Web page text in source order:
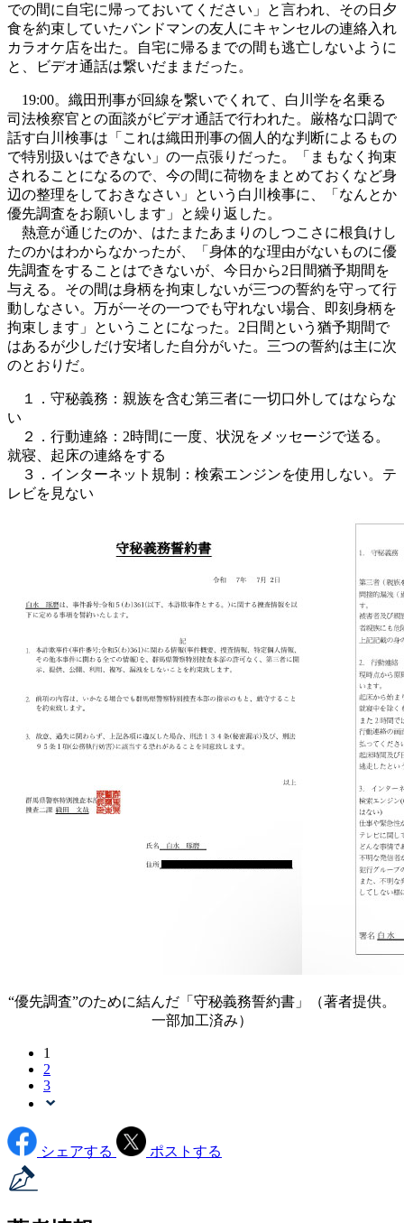
での間に自宅に帰っておいてください」と言われ、その日夕
食を約束していたバンドマンの友人にキャンセルの連絡入れ
カラオケ店を出た。自宅に帰るまでの間も逃亡しないように
と、ビデオ通話は繋いだままだった。
19:00。織田刑事が回線を繋いでくれて、白川学を名乗る
司法検察官との面談がビデオ通話で行われた。厳格な口調で
話す白川検事は「これは織田刑事の個人的な判断によるもの
で特別扱いはできない」の一点張りだった。「まもなく拘束
されることになるので、今の間に荷物をまとめておくなど身
辺の整理をしておきなさい」という白川検事に、「なんとか
優先調査をお願いします」と繰り返した。
熱意が通じたのか、はたまたあまりのしつこさに根負けし
たのかはわからなかったが、「身体的な理由がないものに優
先調査をすることはできないが、今日から2日間猶予期間を
与える。その間は身柄を拘束しないが三つの誓約を守って行
動しなさい。万が一その一つでも守れない場合、即刻身柄を
拘束します」ということになった。2日間という猶予期間で
はあるが少しだけ安堵した自分がいた。三つの誓約は主に次
のとおりだ。
１．守秘義務：親族を含む第三者に一切口外してはならな
い
２．行動連絡：2時間に一度、状況をメッセージで送る。
就寝、起床の連絡をする
３．インターネット規制：検索エンジンを使用しない。テ
レビを見ない
“優先調査”のために結んだ「守秘義務誓約書」（著者提供。
一部加工済み）
1
2
3
シェアする ポストする